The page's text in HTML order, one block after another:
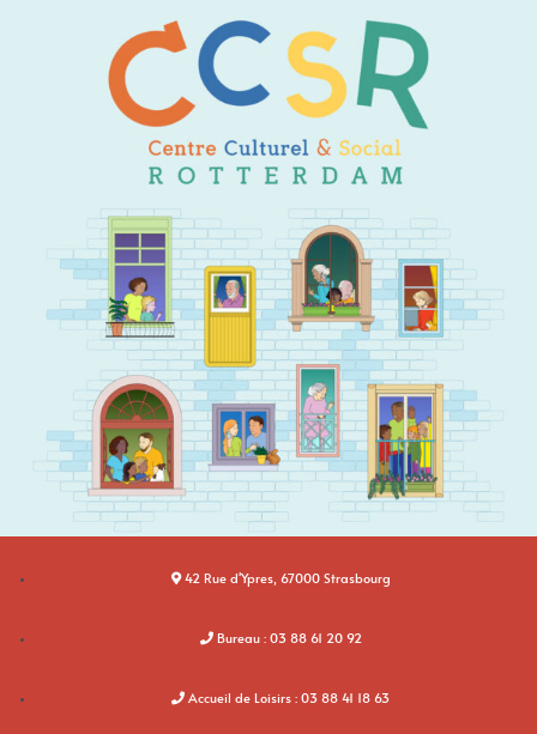
42 Rue d'Ypres, 67000 Strasbourg
Bureau : 03 88 61 20 92
Accueil de Loisirs : 03 88 41 18 63